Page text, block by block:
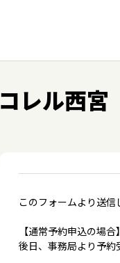
コレル西
このフォームより送信
【通常予約申込の場合】
後日、事務局より予約